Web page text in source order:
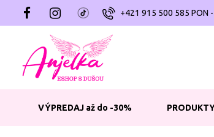
+421 915 500 585 PON
VÝPREDAJ až do -30%